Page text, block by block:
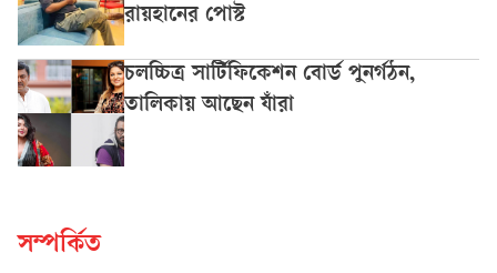
রায়হানের পোস্ট
চলচ্চিত্র সার্টিফিকেশন বোর্ড পুনর্গঠন,
তালিকায় আছেন যাঁরা
সম্পর্কিত